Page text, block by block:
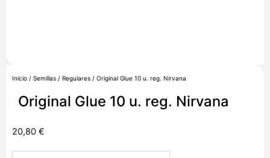
Inicio / Semillas / Regulares / Original Glue 10 u. reg. Nirvana
Original Glue 10 u. reg. Nirvana
20,80 €